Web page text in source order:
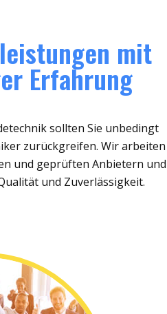
mit
Erfahrung
sollten Sie unbedingt
zurückgreifen. Wir arbeiten
und geprüften Anbietern und
und Zuverlässigkeit.